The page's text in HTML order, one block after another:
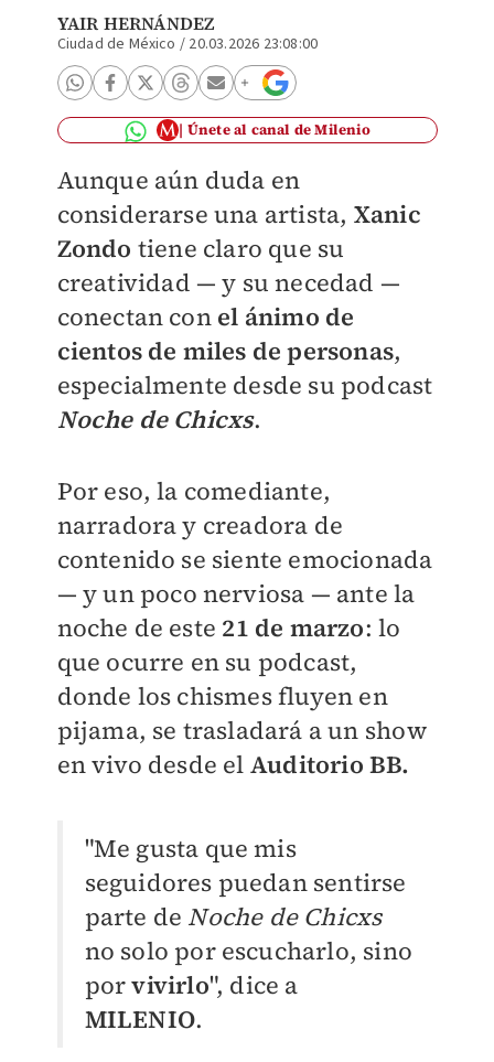
YAIR HERNÁNDEZ
Ciudad de México / 20.03.2026 23:08:00
Únete al canal de Milenio
Aunque aún duda en
considerarse una artista, Xanic
Zondo tiene claro que su
creatividad — y su necedad —
conectan con el ánimo de
cientos de miles de personas,
especialmente desde su podcast
Noche de Chicxs.
Por eso, la comediante,
narradora y creadora de
contenido se siente emocionada
— y un poco nerviosa — ante la
noche de este 21 de marzo: lo
que ocurre en su podcast,
donde los chismes fluyen en
pijama, se trasladará a un show
en vivo desde el Auditorio BB.
"Me gusta que mis
seguidores puedan sentirse
parte de Noche de Chicxs
no solo por escucharlo, sino
porvivirlo", dice a
MILENIO.